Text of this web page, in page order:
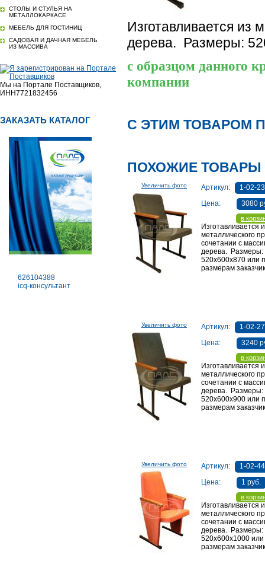
СТОЛЫ И СТУЛЬЯ НА
МЕТАЛЛОКАРКАСЕ
МЕБЕЛЬ ДЛЯ ГОСТИНИЦ
САДОВАЯ И ДАЧНАЯ МЕБЕЛЬ
ИЗ МАССИВА
Мы на Портале Поставщиков,
ИНН7721832456
ЗАКАЗАТЬ КАТАЛОГ
626104388
icq-консультант
Изготавливается из
дерева. Размеры:
с образцом данного
компании
С ЭТИМ ТОВАРОМ
ПОХОЖИЕ ТОВАРЫ
Увеличить фото Артикул:
1-02-23
Цена:
3080
в
Изготавливается
металлического
сочетании с
дерева. Размеры:
520х600х870 или
размерам
Увеличить фото Артикул:
1-02-
Цена:
3240
в
Изготавливается
металлического
сочетании с
дерева. Размеры:
520х600х900 или
размерам
Увеличить фото Артикул:
1-02-
Цена:
1 руб.
в
Изготавливается
металлического
сочетании с
дерева. Размеры:
520х600х1000
размерам